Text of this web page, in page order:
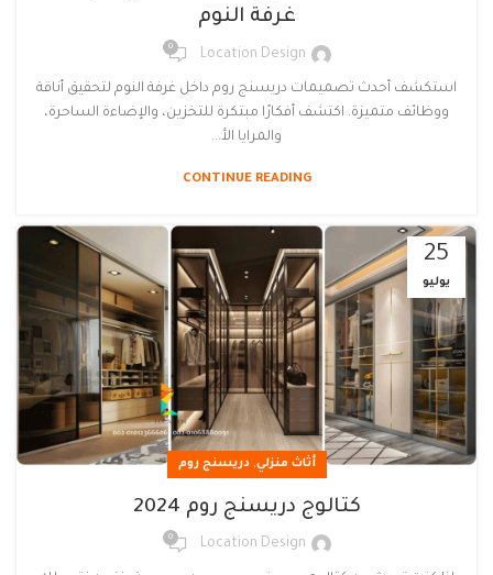
غرفة النوم
Location Design
0
استكشف أحدث تصميمات دريسنج روم داخل غرفة النوم لتحقيق أناقة
ووظائف متميزة. اكتشف أفكارًا مبتكرة للتخزين، والإضاءة الساحرة،
والمرايا الأ...
CONTINUE READING
25
يوليو
أثاث منزلي, دريسنج روم
كتالوج دريسنج روم 2024
Location Design
0